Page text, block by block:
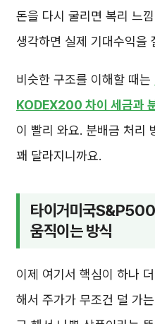
돈을 다시 굴리면 복리 느
생각하면 실제 기대수익을
비슷한 구조를 이해할 때는
KODEX200 차이 세금과
이 빨리 와요. 분배금 처리
꽤 달라지니까요.
타이거미국S&P500
움직이는 방식
이제 여기서 핵심이 하나
해서 주가가 무조건 덜 가